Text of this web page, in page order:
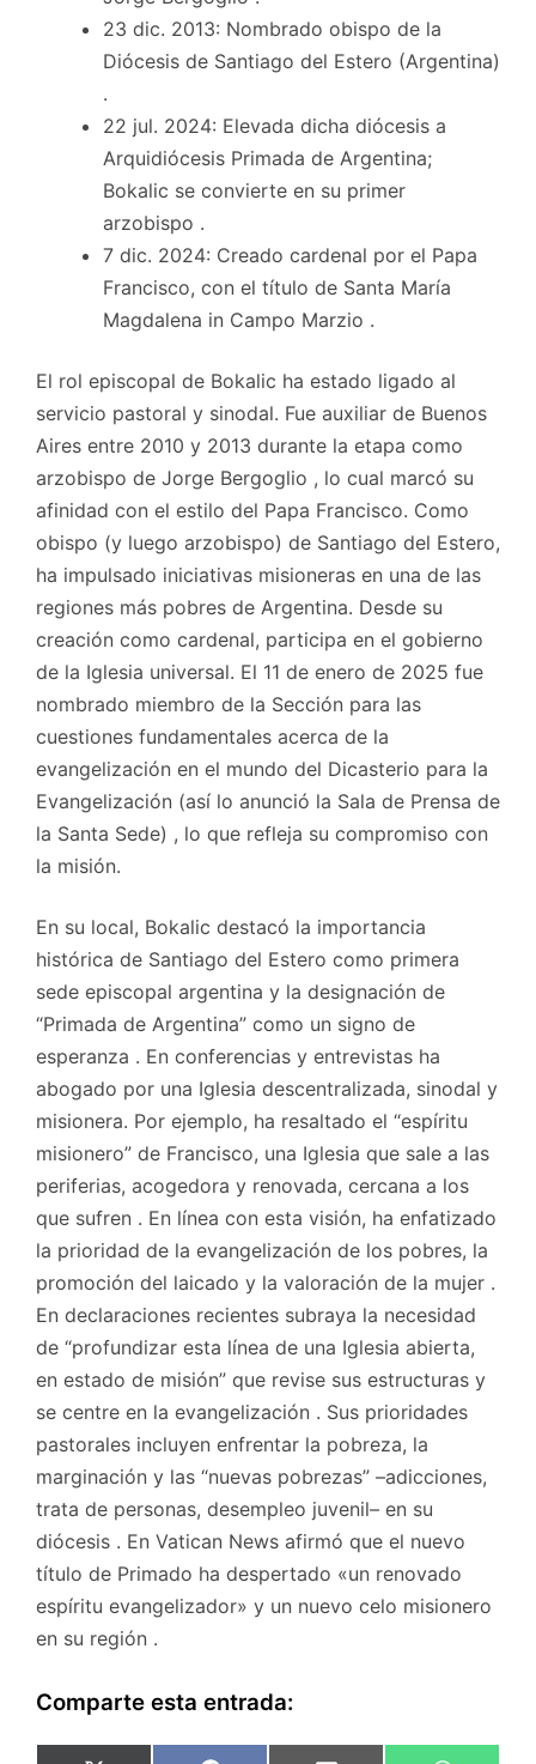
23 dic. 2013: Nombrado obispo de la
Diócesis de Santiago del Estero (Argentina)
.
22 jul. 2024: Elevada dicha diócesis a
Arquidiócesis Primada de Argentina;
Bokalic se convierte en su primer
arzobispo .
7 dic. 2024: Creado cardenal por el Papa
Francisco, con el título de Santa María
Magdalena in Campo Marzio .
El rol episcopal de Bokalic ha estado ligado al
servicio pastoral y sinodal. Fue auxiliar de Buenos
Aires entre 2010 y 2013 durante la etapa como
arzobispo de Jorge Bergoglio , lo cual marcó su
afinidad con el estilo del Papa Francisco. Como
obispo (y luego arzobispo) de Santiago del Estero,
ha impulsado iniciativas misioneras en una de las
regiones más pobres de Argentina. Desde su
creación como cardenal, participa en el gobierno
de la Iglesia universal. El 11 de enero de 2025 fue
nombrado miembro de la Sección para las
cuestiones fundamentales acerca de la
evangelización en el mundo del Dicasterio para la
Evangelización (así lo anunció la Sala de Prensa de
la Santa Sede) , lo que refleja su compromiso con
la misión.
En su local, Bokalic destacó la importancia
histórica de Santiago del Estero como primera
sede episcopal argentina y la designación de
“Primada de Argentina” como un signo de
esperanza . En conferencias y entrevistas ha
abogado por una Iglesia descentralizada, sinodal y
misionera. Por ejemplo, ha resaltado el “espíritu
misionero” de Francisco, una Iglesia que sale a las
periferias, acogedora y renovada, cercana a los
que sufren . En línea con esta visión, ha enfatizado
la prioridad de la evangelización de los pobres, la
promoción del laicado y la valoración de la mujer .
En declaraciones recientes subraya la necesidad
de “profundizar esta línea de una Iglesia abierta,
en estado de misión” que revise sus estructuras y
se centre en la evangelización . Sus prioridades
pastorales incluyen enfrentar la pobreza, la
marginación y las “nuevas pobrezas” –adicciones,
trata de personas, desempleo juvenil– en su
diócesis . En Vatican News afirmó que el nuevo
título de Primado ha despertado «un renovado
espíritu evangelizador» y un nuevo celo misionero
en su región .
Comparte esta entrada: